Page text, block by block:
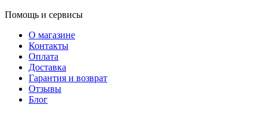
Помощь и сервисы
О магазине
Контакты
Оплата
Доставка
Гарантия и возврат
Отзывы
Блог